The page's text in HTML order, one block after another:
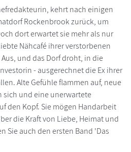
kehrt nach einigen
Rockenbrook zurück, um
dort erwartet sie mehr als nur
Nähcafé ihrer verstorbenen
und das Dorf droht, in die
- ausgerechnet die Ex ihrer
Alte Gefühle flammen auf, neue
sich und eine unerwartete
den Kopf. Sie mögen Handarbeit
die Kraft von Liebe, Heimat und
Sie auch den ersten Band 'Das